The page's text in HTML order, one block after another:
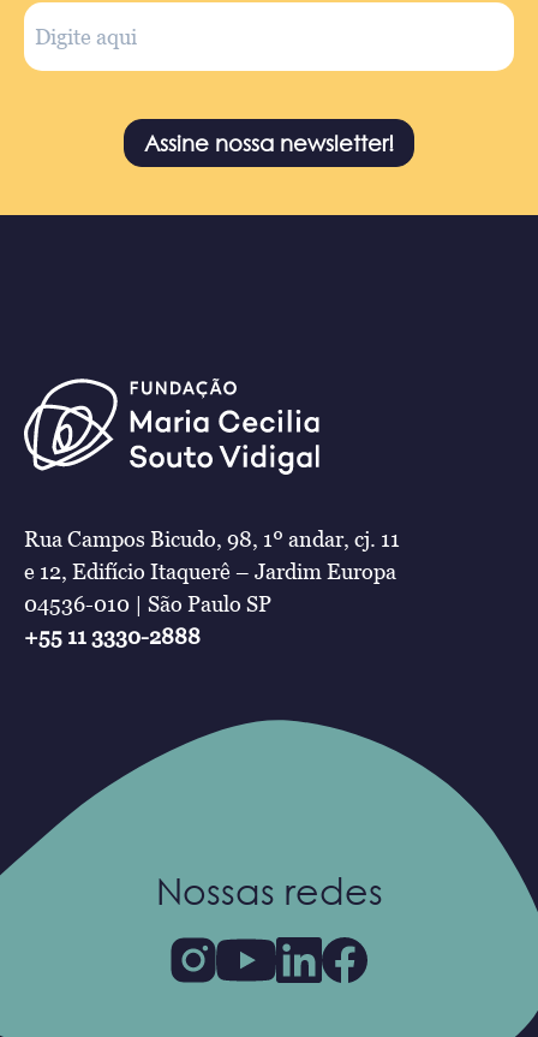
Assine nossa newsletter!
Rua Campos Bicudo, 98, 1º andar, cj. 11
e 12, Edifício Itaquerê – Jardim Europa
04536-010 | São Paulo SP
+55 11 3330-2888
Nossas redes